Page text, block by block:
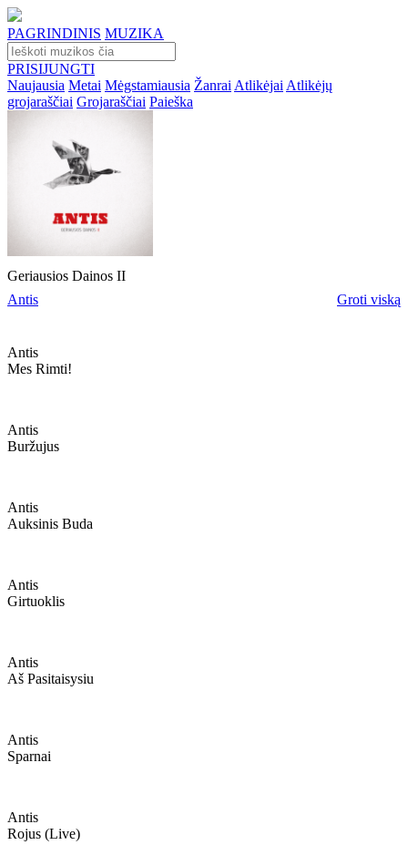
PAGRINDINIS MUZIKA
PRISIJUNGTI
Naujausia Metai Mėgstamiausia Žanrai Atlikėjai Atlikėjų
grojaraščiai Grojaraščiai Paieška
Geriausios Dainos II
Antis
Groti viską
Antis
Mes Rimti!
Antis
Buržujus
Antis
Auksinis Buda
Antis
Girtuoklis
Antis
Aš Pasitaisysiu
Antis
Sparnai
Antis
Rojus (live)